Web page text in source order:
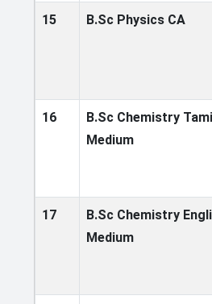
15 B.Sc Physics CA
16
B.Sc Chemistry
Medium
17
B.Sc Chemistry
Medium